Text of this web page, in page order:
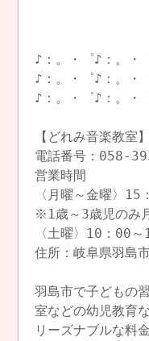
♪：。・゜♪：。・
♪：。・゜♪：。・
♪：。・゜♪：。・
【どれみ音楽教室】
電話番号：058-
営業時間
〈月曜～金曜〉
※1歳～3歳児のみ
〈土曜〉10：00
住所：岐阜県羽島
羽島市で子どもの
室などの幼児教育
リーズナブルな料